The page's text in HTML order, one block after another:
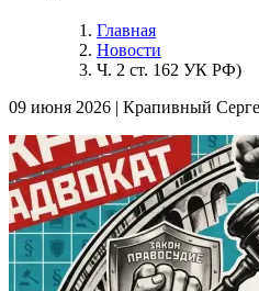
Главная
Новости
Ч. 2 ст. 162 УК РФ)
09 июня 2026 | Крапивный